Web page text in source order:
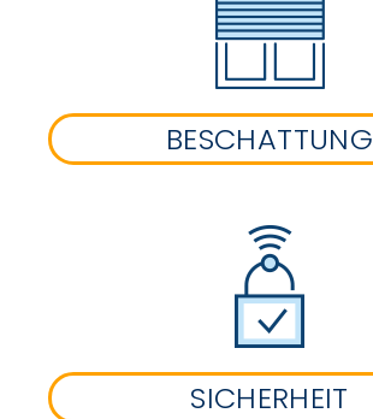
BESCHATTUNG
SICHERHEIT